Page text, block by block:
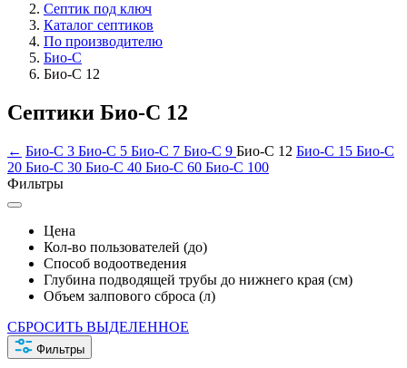
Септик под ключ
Каталог септиков
По производителю
Био-С
Био-С 12
Септики Био-С 12
← Био-С 3 Био-С 5 Био-С 7 Био-С 9 Био-С 12 Био-С 15 Био-С
20 Био-С 30 Био-С 40 Био-С 60 Био-С 100
Фильтры
Цена
Кол-во пользователей (до)
Способ водоотведения
Глубина подводящей трубы до нижнего края (см)
Объем залпового сброса (л)
СБРОСИТЬ ВЫДЕЛЕННОЕ
Фильтры